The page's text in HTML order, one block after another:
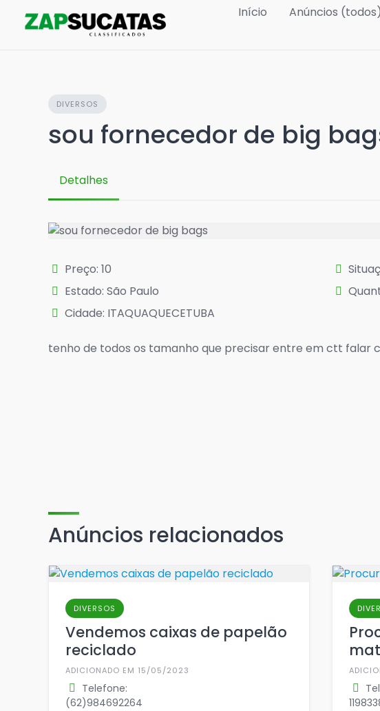
Início Anúncios (todos)
DIVERSOS
sou fornecedor de big
Detalhes
Preço: 10
Estado: São Paulo
Cidade: ITAQUAQUECETUBA
tenho de todos os tamanho que precisar entre em ctt falar
Anúncios relacionados
DIVERSOS
Vendemos caixas de papelão
reciclado
ADICIONADO EM 15/05/2023
Telefone:
(62)984692264